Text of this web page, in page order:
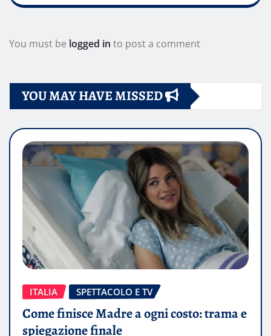
You must be logged in to post a comment
YOU MAY HAVE MISSED
ITALIA SPETTACOLO E TV
Come finisce Madre a ogni costo: trama e
spiegazione finale